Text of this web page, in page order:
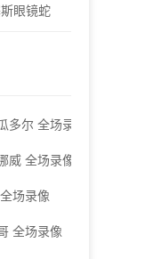
眼镜蛇
尔 全场录像
威 全场录像
场录像
全场录像